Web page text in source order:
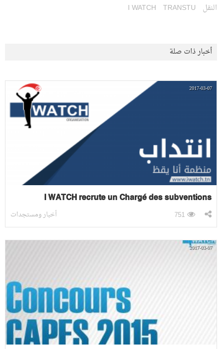
النقل
I WATCH TRANSTU
أخبار ذات صلة
2017-03-07
I WATCH recrute un Chargé des subventions
أخبار ومستجدات 751
2017-03-07